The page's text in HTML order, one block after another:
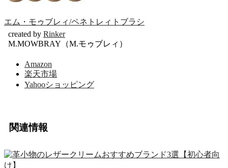
エム・モゥブレィ/ペネトレィトブラシ
created by Rinker
M.MOWBRAY（M.モゥブレィ）
Amazon
楽天市場
Yahooショッピング
関連情報